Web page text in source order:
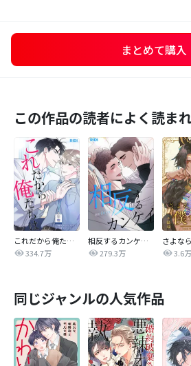
まとめて購入
この作品の読者によく読ま
これだから俺たちは
334.7万
相反するカンケイ【改訂版】
279.3万
3.6万
同じジャンルの人気作品